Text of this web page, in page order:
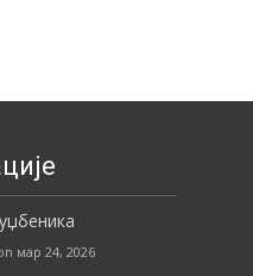
мар 24, 2026